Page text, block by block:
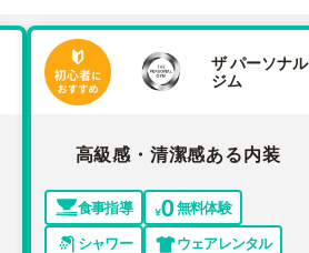
ザ パーソナル
ジム
高級感・清潔感ある内装
食事指導
無料体験
シャワー
ウェアレンタル